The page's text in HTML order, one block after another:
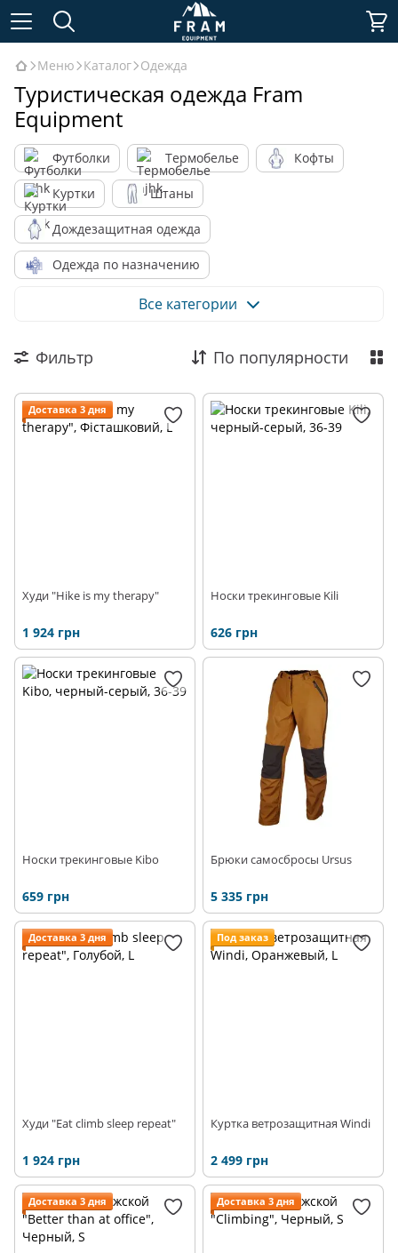
Меню Каталог Одежда
Туристическая одежда Fram
Equipment
Футболки Термобелье Кофты
Куртки Штаны
Дождезащитная одежда
Одежда по назначению
Одежда по материалуВсе категории
Фильтр По популярности
Доставка 3 дня
Худи "Hike is my therapy"
1 924 грн
Носки трекинговые Kili
626 грн
Носки трекинговые Kibo
659 грн
Брюки самосбросы Ursus
5 335 грн
Доставка 3 дня
Худи "Eat climb sleep repeat"
1 924 грн
Под заказ
Куртка ветрозащитная Windi
2 499 грн
Доставка 3 дня Доставка 3 дня